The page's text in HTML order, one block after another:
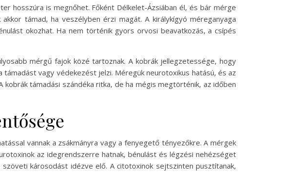
hosszúra is megnőhet. Főként Délkelet-Ázsiában él, és bár mérge
támad, ha veszélyben érzi magát. A királykígyó méreganyaga
okozhat. Ha nem történik gyors orvosi beavatkozás, a csípés
mérgű fajok közé tartoznak. A kobrák jellegzetessége, hogy
vagy védekezést jelzi. Méregük neurotoxikus hatású, és az
támadási szándéka ritka, de ha mégis megtörténik, az időben
vannak a zsákmányra vagy a fenyegető tényezőkre. A mérgek
az idegrendszerre hatnak, bénulást és légzési nehézséget
károsodást idézve elő. A citotoxinok sejtszinten pusztítanak,